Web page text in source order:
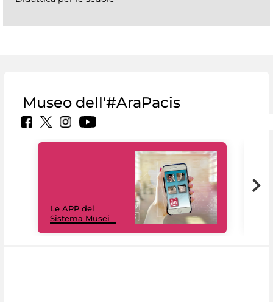
Museo dell'#AraPacis
Le APP del
Sistema Musei